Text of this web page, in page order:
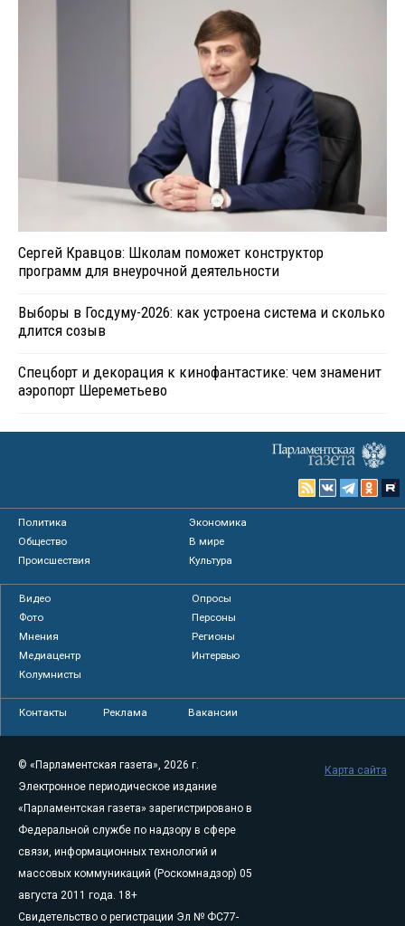
Сергей Кравцов: Школам поможет конструктор
программ для внеурочной деятельности
Выборы в Госдуму-2026: как устроена система и сколько
длится созыв
Спецборт и декорация к кинофантастике: чем знаменит
аэропорт Шереметьево
Политика
Экономика
Общество
В мире
Происшествия
Культура
Видео
Опросы
Фото
Персоны
Мнения
Регионы
Медиацентр
Интервью
Колумнисты
Контакты Реклама Вакансии
© «Парламентская газета», 2026 г.
Электронное периодическое издание
«Парламентская газета» зарегистрировано в
Федеральной службе по надзору в сфере
связи, информационных технологий и
массовых коммуникаций (Роскомнадзор) 05
августа 2011 года. 18+
Свидетельство о регистрации Эл № ФС77-
Карта сайта